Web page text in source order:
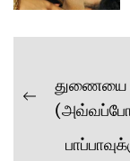
Post
Previous
துணையை